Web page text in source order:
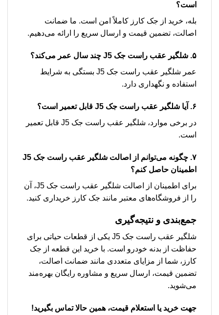
است؟
بله، خرید از جک کارز کاملاً امن است. ما ضمانت
اصالت، تضمین قیمت و ارسال سریع را ارائه می‌دهیم.
۵. شلگیر عقب راست جک J5 چند سال عمر می‌کند؟
عمر شلگیر عقب راست جک J5 بستگی به شرایط
استفاده و نگهداری دارد.
۶. آیا شلگیر عقب راست جک J5 قابل تعمیر است؟
در برخی موارد، شلگیر عقب راست جک J5 قابل تعمیر
است.
۷. چگونه می‌توانم از اصالت شلگیر عقب راست جک J5
اطمینان حاصل کنم؟
برای اطمینان از اصالت شلگیر عقب راست جک J5، آن
را از فروشگاه‌های معتبر مانند جک کارز خریداری کنید.
جمع‌بندی و نتیجه‌گیری
شلگیر عقب راست جک J5 یکی از قطعات حیاتی برای
حفاظت از بدنه خودرو است. با خرید این قطعه از جک
کارز، شما از مزایای متعددی مانند ضمانت اصالت،
تضمین قیمت، ارسال سریع و مشاوره رایگان بهره‌مند
می‌شوید.
جهت خرید یا استعلام قیمت، همین حالا تماس بگیرید!